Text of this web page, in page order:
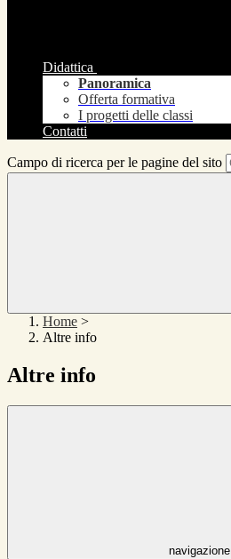
Didattica
Panoramica
Offerta formativa
I progetti delle classi
Contatti
Campo di ricerca per le pagine del sito
Home >
Altre info
Altre info
navigazione